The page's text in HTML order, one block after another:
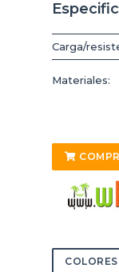
Carga/
Materiales: